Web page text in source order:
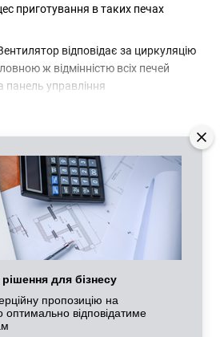
приготування в таких печах
відповідає за циркуляцію
ж відмінністю всіх печей
навіть десятиліттями. При
якісні професійні печі, які
випікання. А якщо ви
Контактна інформація
066 625-20-86
050 334-58-25
Передзвонити вам?
Viber
Telegram
igoruzhorod@gmail.com
для бізнесу
пропозицію на
відповідатиме